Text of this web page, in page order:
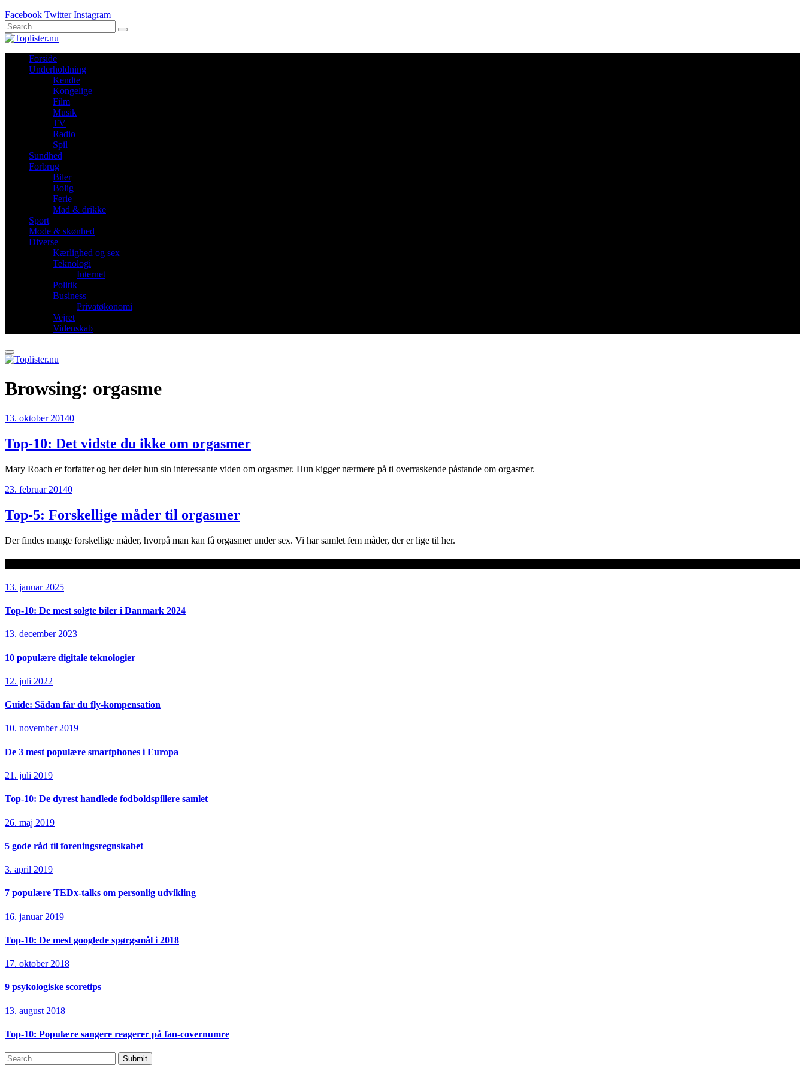
Facebook Twitter Instagram
Forside
Underholdning
Kendte
Kongelige
Film
Musik
TV
Radio
Spil
Sundhed
Forbrug
Biler
Bolig
Ferie
Mad & drikke
Sport
Mode & skønhed
Diverse
Kærlighed og sex
Teknologi
Internet
Politik
Business
Privatøkonomi
Vejret
Videnskab
Browsing: orgasme
13. oktober 20140
Top-10: Det vidste du ikke om orgasmer
Mary Roach er forfatter og her deler hun sin interessante viden om orgasmer. Hun kigger nærmere på ti overraskende påstande om orgasmer.
23. februar 20140
Top-5: Forskellige måder til orgasmer
Der findes mange forskellige måder, hvorpå man kan få orgasmer under sex. Vi har samlet fem måder, der er lige til her.
13. januar 2025
Top-10: De mest solgte biler i Danmark 2024
13. december 2023
10 populære digitale teknologier
12. juli 2022
Guide: Sådan får du fly-kompensation
10. november 2019
De 3 mest populære smartphones i Europa
21. juli 2019
Top-10: De dyrest handlede fodboldspillere samlet
26. maj 2019
5 gode råd til foreningsregnskabet
3. april 2019
7 populære TEDx-talks om personlig udvikling
16. januar 2019
Top-10: De mest googlede spørgsmål i 2018
17. oktober 2018
9 psykologiske scoretips
13. august 2018
Top-10: Populære sangere reagerer på fan-covernumre
Submit